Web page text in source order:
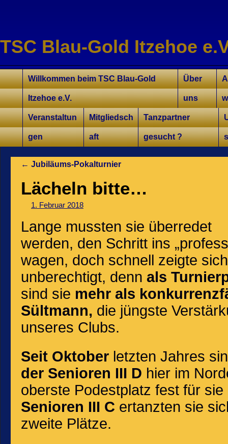
TSC Blau-Gold Itzehoe
Willkommen für Interessierte
Tanzkurse Aktuell
Unsere Trainer/innen
Turniersport
Jugend/Kinder
Willkommen beim TSC Blau-Gold
Itzehoe e.V.
Über
uns
Veranstaltun
gen
Mitgliedsch
aft
Tanzpartner
gesucht ?
← Jubiläums-Pokalturnier
Lächeln bitte…
1. Februar 2018
Lange mussten sie überredet
werden, den Schritt ins
wagen, doch schnell zeigte
unberechtigt, denn als
sind sie mehr als
Sültmann, die jüngste
unseres Clubs.
Seit Oktober letzten Jahres
der Senioren III D hier im
oberste Podestplatz fest für
Senioren III C ertanzten sie
zweite Plätze.